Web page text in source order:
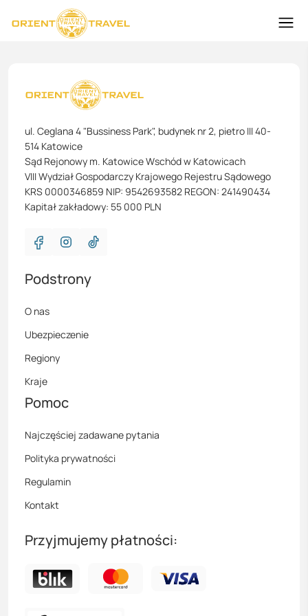
ul. Ceglana 4 "Bussiness Park", budynek nr 2, pietro III 40-
514 Katowice
Sąd Rejonowy m. Katowice Wschód w Katowicach
VIII Wydział Gospodarczy Krajowego Rejestru Sądowego
KRS 0000346859 NIP: 9542693582 REGON: 241490434
Kapitał zakładowy: 55 000 PLN
Podstrony
O nas
Ubezpieczenie
Regiony
Kraje
Pomoc
Najczęściej zadawane pytania
Polityka prywatności
Regulamin
Kontakt
Przyjmujemy płatności: